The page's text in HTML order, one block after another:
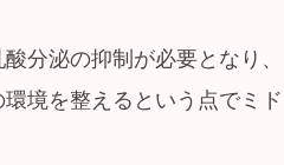
分泌の抑制が必要となり、
境を整えるという点でミド